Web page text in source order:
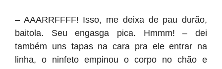
– AAARRFFFF! Isso, me deixa de pau durão,
baitola. Seu engasga pica. Hmmm! – dei
também uns tapas na cara pra ele entrar na
linha, o ninfeto empinou o corpo no chão e